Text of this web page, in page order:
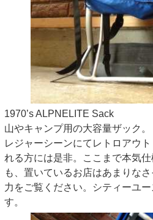
1970’s ALPNELITE Sack
山やキャンプ用の大容量ザック。
レジャーシーンにてレトロアウ
れる方には是非。ここまで本気
も、置いているお店はあまりな
力をご覧ください。シティーユ
す。